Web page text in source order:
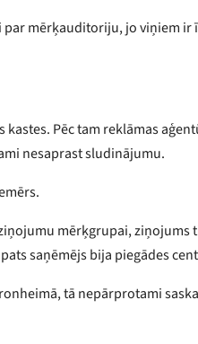
mērķauditoriju, jo viņiem ir
Pēc tam reklāmas
nesaprast sludinājumu.
mērķgrupai, ziņojums
saņēmējs bija piegādes
tā nepārprotami